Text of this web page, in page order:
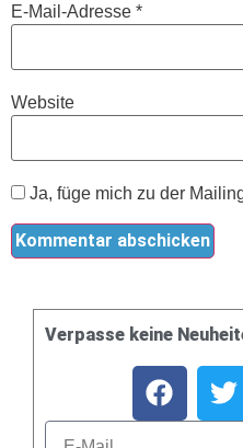
E-Mail-Adresse *
Website
Ja, füge mich zu der
Verpasse keine